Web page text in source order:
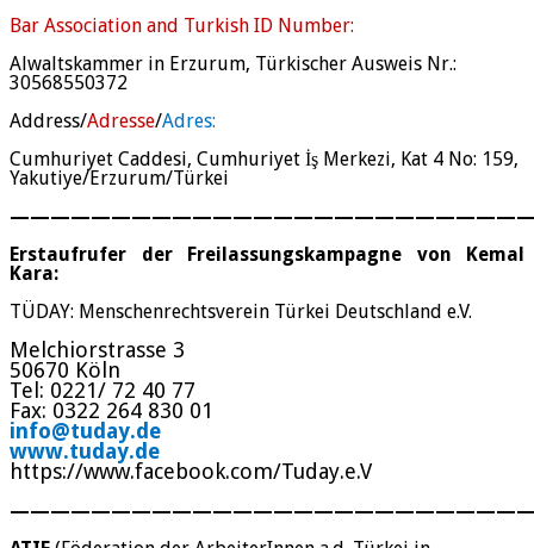
Bar Association and Turkish ID Number:
Alwaltskammer in Erzurum, Türkischer Ausweis Nr.:
30568550372
Address/Adresse/Adres:
Cumhuriyet Caddesi, Cumhuriyet İş Merkezi, Kat 4 No: 159,
Yakutiye/Erzurum/Türkei
Erstaufrufer der Freilassungskampagne von Kemal
Kara:
TÜDAY: Menschenrechtsverein Türkei Deutschland e.V.
Melchiorstrasse 3
50670 Köln
Tel: 0221/ 72 40 77
Fax: 0322 264 830 01
info@tuday.de
www.tuday.de
https://www.facebook.com/Tuday.e.V